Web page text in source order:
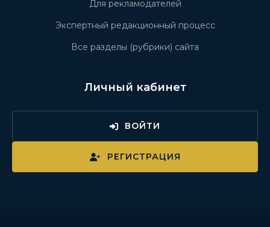
Для рекламодателей
Экспертный редакционный процесс
Все разделы (рубрики) сайта
Личный кабинет
ВОЙТИ
РЕГИСТРАЦИЯ